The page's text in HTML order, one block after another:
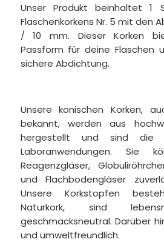
Unser Produkt beinhaltet 1
Flaschenkorkens Nr. 5 mit den
/ 10 mm. Dieser Korken
Passform für deine Flaschen
sichere Abdichtung.
Unsere konischen Korken,
bekannt, werden aus
hergestellt und sind die
Laboranwendungen. Sie
Reagenzgläser,
und Flachbodengläser
Unsere Korkstopfen
Naturkork, sind
geschmacksneutral. Darüber
und umweltfreundlich.